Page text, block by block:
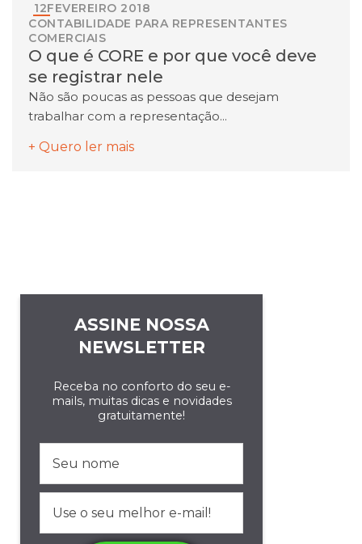
12FEVEREIRO 2018
CONTABILIDADE PARA REPRESENTANTES
COMERCIAIS
O que é CORE e por que você deve
se registrar nele
Não são poucas as pessoas que desejam
trabalhar com a representação...
+ Quero ler mais
ASSINE NOSSA
NEWSLETTER
Receba no conforto do seu e-
mails, muitas dicas e novidades
gratuitamente!